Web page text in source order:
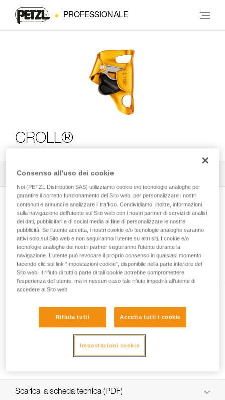
PROFESSIONALE
CROLL®
Tutti i consigli tecnici 2
Utilizzo di un solo bloccante?
Breve discesa su bloccanti
Scarica la scheda tecnica (PDF)
Consenso all'uso dei cookie
Noi (PETZL Distribution SAS) utilizziamo cookie e/o tecnologie analoghe per
garantire il corretto funzionamento del Sito web, per personalizzare i nostri
contenuti e annunci e analizzare il traffico. Condividiamo, inoltre, informazioni
sulla navigazione dell’utente sul Sito web con i nostri partner di servizi di analisi
dei dati, pubblicitari e di social media al fine di personalizzare le nostre
pubblicità. Se l’utente accetta, i nostri cookie e/o tecnologie analoghe saranno
attivi solo sul Sito web e non seguiranno l’utente su altri siti. I cookie e/o
tecnologie analoghe dei nostri partner seguiranno l’utente durante la
navigazione. L’utente può revocare il proprio consenso in qualsiasi momento
facendo clic sul link “Impostazioni cookie”, disponibile nella parte inferiore del
Sito web. Il rifiuto di tutti o parte di tali cookie potrebbe compromettere
l’esperienza dell’utente, ma in nessun caso tale rifiuto impedirà all’utente di
accedere al Sito web.
Rifiuta tutti Accetta tutti i cookie
Impostazioni cookie